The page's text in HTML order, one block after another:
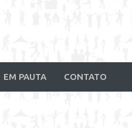
EM PAUTA CONTATO